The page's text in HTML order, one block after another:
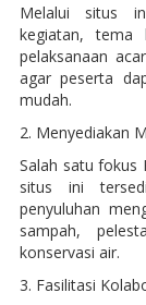
Melalui situs
kegiatan, tema
pelaksanaan
agar peserta
mudah.
2. Menyediakan
Salah satu fokus
situs ini
penyuluhan
sampah,
konservasi air.
3. Fasilitasi